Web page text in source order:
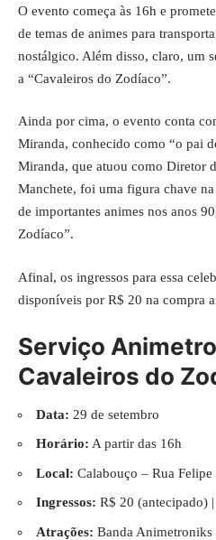
O evento começa às 16h e
de temas de animes para
nostálgico. Além disso, claro, um
a “Cavaleiros do Zodíaco”.
Ainda por cima, o evento conta
Miranda, conhecido como “o pai
Miranda, que atuou como Diretor
Manchete, foi uma figura chave
de importantes animes nos anos
Zodíaco”.
Afinal, os ingressos para essa
disponíveis por R$ 20 na compra
Serviço
Cavaleiros do
Data: 29 de setembro
Horário: A partir das 16h
Local: Calabouço – Rua
Ingressos: R$ 20 (antecipado)
Atrações: Banda Animetroniks